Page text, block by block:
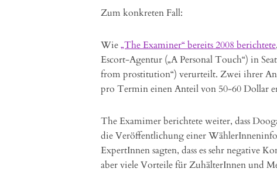
Zum konkreten Fall:
Wie„The Examiner“ bereits 2008 berichtete
Escort-Agentur („A Personal Touch“) in
from prostitution“) verurteilt. Zwei ihrer
pro Termin einen Anteil von 50-60 Dollar
The Examimer berichtete weiter, dass
die Veröffentlichung einer
ExpertInnen sagten, dass es sehr negative
aber viele Vorteile für ZuhälterInnen und